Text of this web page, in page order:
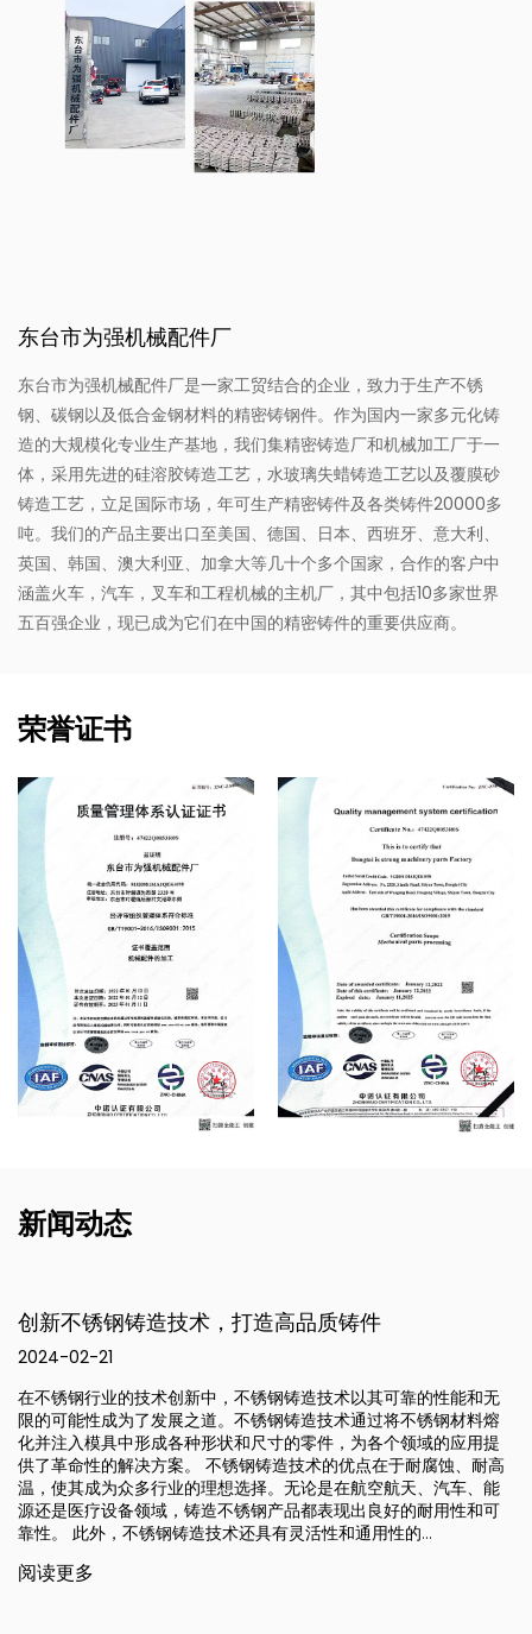
东台市为强机械配件厂
东台市为强机械配件厂是一家工贸结合的企业，致力于生产不锈
钢、碳钢以及低合金钢材料的精密铸钢件。作为国内一家多元化铸
造的大规模化专业生产基地，我们集精密铸造厂和机械加工厂于一
体，采用先进的硅溶胶铸造工艺，水玻璃失蜡铸造工艺以及覆膜砂
铸造工艺，立足国际市场，年可生产精密铸件及各类铸件20000多
吨。我们的产品主要出口至美国、德国、日本、西班牙、意大利、
英国、韩国、澳大利亚、加拿大等几十个多个国家，合作的客户中
涵盖火车，汽车，叉车和工程机械的主机厂，其中包括10多家世界
五百强企业，现已成为它们在中国的精密铸件的重要供应商。
荣誉证书
新闻动态
创新不锈钢铸造技术，打造高品质铸件
2024-02-21
在不锈钢行业的技术创新中，不锈钢铸造技术以其可靠的性能和无
限的可能性成为了发展之道。不锈钢铸造技术通过将不锈钢材料熔
化并注入模具中形成各种形状和尺寸的零件，为各个领域的应用提
供了革命性的解决方案。 不锈钢铸造技术的优点在于耐腐蚀、耐高
温，使其成为众多行业的理想选择。无论是在航空航天、汽车、能
源还是医疗设备领域，铸造不锈钢产品都表现出良好的耐用性和可
靠性。 此外，不锈钢铸造技术还具有灵活性和通用性的...
阅读更多